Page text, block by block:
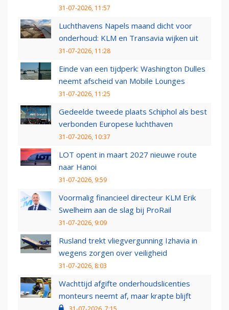
31-07-2026, 11:57
Luchthavens Napels maand dicht voor
onderhoud: KLM en Transavia wijken uit
31-07-2026, 11:28
Einde van een tijdperk: Washington Dulles
neemt afscheid van Mobile Lounges
31-07-2026, 11:25
Gedeelde tweede plaats Schiphol als best
verbonden Europese luchthaven
31-07-2026, 10:37
LOT opent in maart 2027 nieuwe route
naar Hanoi
31-07-2026, 9:59
Voormalig financieel directeur KLM Erik
Swelheim aan de slag bij ProRail
31-07-2026, 9:09
Rusland trekt vliegvergunning Izhavia in
wegens zorgen over veiligheid
31-07-2026, 8:03
Wachttijd afgifte onderhoudslicenties
monteurs neemt af, maar krapte blijft